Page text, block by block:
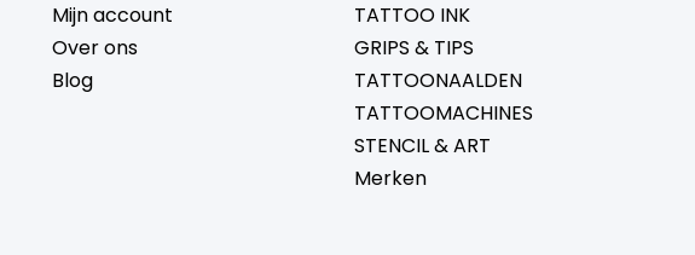
Mijn account
Over ons
Blog
TATTOO INK
GRIPS & TIPS
TATTOONAALDEN
TATTOOMACHINES
STENCIL & ART
Merken